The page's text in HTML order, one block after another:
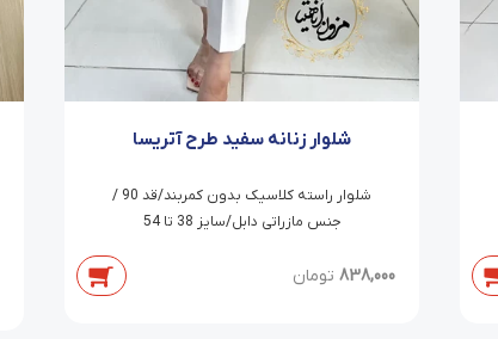
شلوار زنانه سفید طرح آتریسا
شلوار راسته کلاسیک بدون کمربند/قد 90 /
جنس مازراتی دابل/سایز 38 تا 54
838,000 تومان